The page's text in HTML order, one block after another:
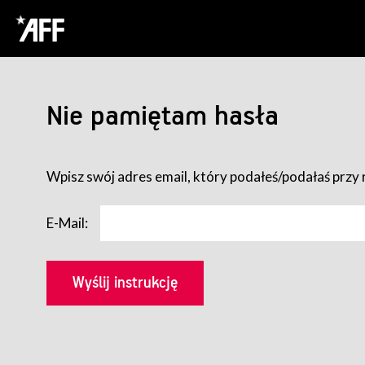
Nie pamiętam hasła
Wpisz swój adres email, który podałeś/podałaś
E-Mail: